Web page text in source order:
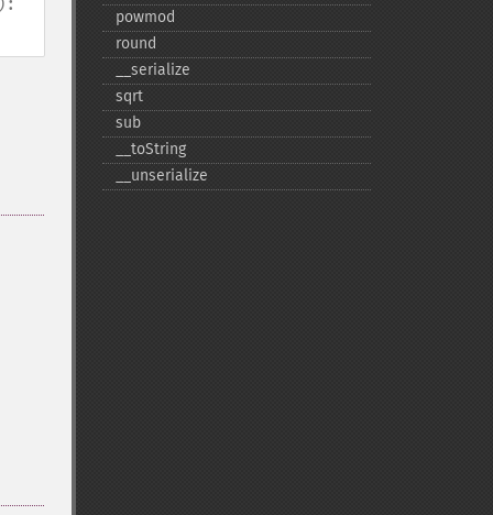
powmod
round
_​_​serialize
sqrt
sub
_​_​toString
_​_​unserialize